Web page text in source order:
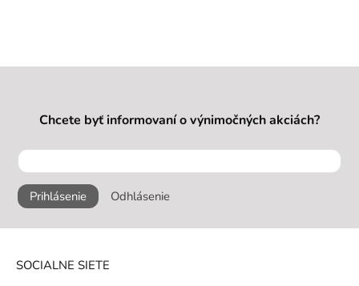
Chcete byť informovaní o výnimočných akciách?
Prihlásenie Odhlásenie
SOCIALNE SIETE